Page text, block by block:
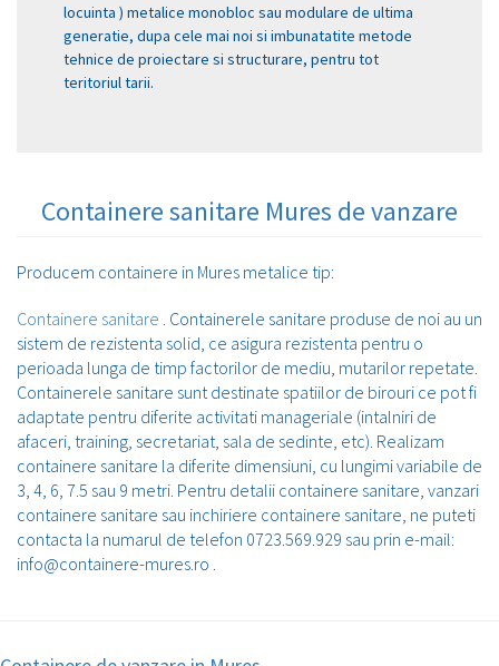
locuinta ) metalice monobloc sau modulare de ultima
generatie, dupa cele mai noi si imbunatatite metode
tehnice de proiectare si structurare, pentru tot
teritoriul tarii.
Containere sanitare Mures de vanzare
Producem containere in Mures metalice tip:
Containere sanitare . Containerele sanitare produse de noi au un
sistem de rezistenta solid, ce asigura rezistenta pentru o
perioada lunga de timp factorilor de mediu, mutarilor repetate.
Containerele sanitare sunt destinate spatiilor de birouri ce pot fi
adaptate pentru diferite activitati manageriale (intalniri de
afaceri, training, secretariat, sala de sedinte, etc). Realizam
containere sanitare la diferite dimensiuni, cu lungimi variabile de
3, 4, 6, 7.5 sau 9 metri. Pentru detalii containere sanitare, vanzari
containere sanitare sau inchiriere containere sanitare, ne puteti
contacta la numarul de telefon 0723.569.929 sau prin e-mail:
info@containere-mures.ro .